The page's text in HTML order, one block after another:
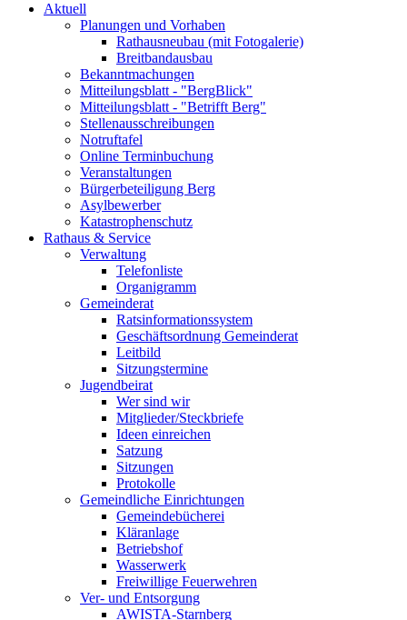
Aktuell
Planungen und Vorhaben
Rathausneubau (mit Fotogalerie)
Breitbandausbau
Bekanntmachungen
Mitteilungsblatt - "BergBlick"
Mitteilungsblatt - "Betrifft Berg"
Stellenausschreibungen
Notruftafel
Online Terminbuchung
Veranstaltungen
Bürgerbeteiligung Berg
Asylbewerber
Katastrophenschutz
Rathaus & Service
Verwaltung
Telefonliste
Organigramm
Gemeinderat
Ratsinformationssystem
Geschäftsordnung Gemeinderat
Leitbild
Sitzungstermine
Jugendbeirat
Wer sind wir
Mitglieder/Steckbriefe
Ideen einreichen
Satzung
Sitzungen
Protokolle
Gemeindliche Einrichtungen
Gemeindebücherei
Kläranlage
Betriebshof
Wasserwerk
Freiwillige Feuerwehren
Ver- und Entsorgung
AWISTA-Starnberg